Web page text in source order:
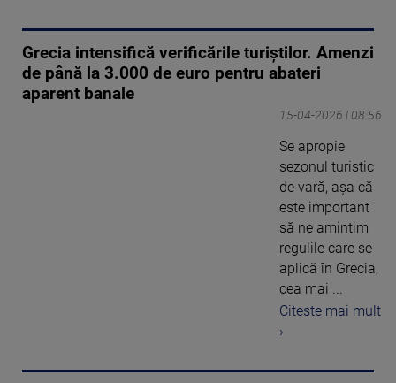
Grecia intensifică verificările turiștilor. Amenzi
de până la 3.000 de euro pentru abateri
aparent banale
15-04-2026 | 08:56
Se apropie
sezonul turistic
de vară, așa că
este important
să ne amintim
regulile care se
aplică în Grecia,
cea mai ...
Citeste mai mult
›